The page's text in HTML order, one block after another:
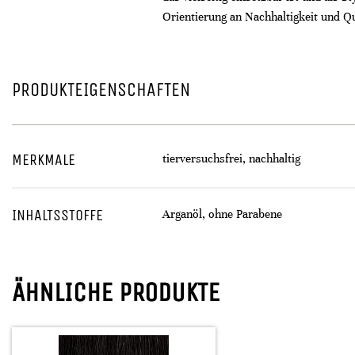
Orientierung an Nachhaltigkeit und
PRODUKTEIGENSCHAFTEN
MERKMALE tierversuchsfrei, nachhaltig
INHALTSSTOFFE Arganöl, ohne Parabene
ÄHNLICHE PRODUKTE